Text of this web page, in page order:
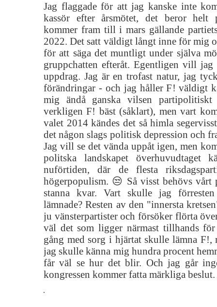
Jag flaggade för att jag kanske inte
kassör efter årsmötet, det beror helt
kommer fram till i mars gällande
2022. Det satt väldigt långt inne för mig
för att säga det muntligt under själva
gruppchatten efteråt. Egentligen vill
uppdrag. Jag är en trofast natur, jag
förändringar - och jag håller F! väldigt
mig ändå ganska vilsen
verkligen F! bäst (såklart), men vart
valet 2014 kändes det så himla
det någon slags politisk depression och
Jag vill se det vända uppåt igen, men
politska landskapet överhuvudtaget
nuförtiden, där de flesta
högerpopulism. 😒 Så visst behövs
stanna kvar. Vart skulle jag
lämnade? Resten av den "innersta
ju vänsterpartister och försöker flörta
väl det som ligger närmast tillhands
gång med sorg i hjärtat skulle lämna F!,
jag skulle känna mig hundra procent
får väl se hur det blir. Och jag går
kongressen kommer fatta märkliga beslut.